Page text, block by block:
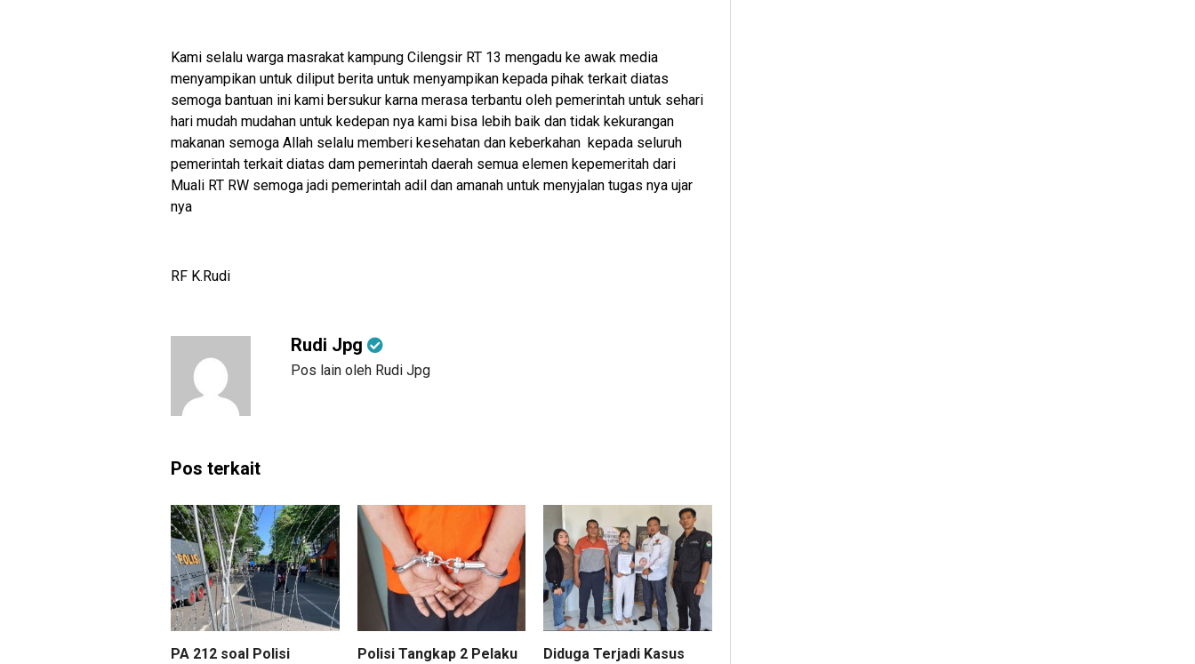
Kami selalu warga masrakat kampung Cilengsir RT 13 mengadu ke awak media
menyampikan untuk diliput berita untuk menyampikan kepada pihak terkait diatas
semoga bantuan ini kami bersukur karna merasa terbantu oleh pemerintah untuk sehari
hari mudah mudahan untuk kedepan nya kami bisa lebih baik dan tidak kekurangan
makanan semoga Allah selalu memberi kesehatan dan keberkahan kepada seluruh
pemerintah terkait diatas dam pemerintah daerah semua elemen kepemeritah dari
Muali RT RW semoga jadi pemerintah adil dan amanah untuk menyjalan tugas nya ujar
nya
RF K.Rudi
Rudi Jpg
Pos lain oleh Rudi Jpg
Pos terkait
PA 212 soal Polisi
Polisi Tangkap 2 Pelaku
Diduga Terjadi Kasus